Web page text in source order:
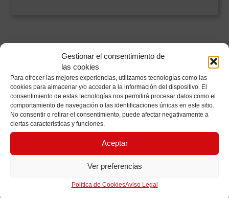
Gestionar el consentimiento de
las cookies
Para ofrecer las mejores experiencias, utilizamos tecnologías como las
cookies para almacenar y/o acceder a la información del dispositivo. El
consentimiento de estas tecnologías nos permitirá procesar datos como el
comportamiento de navegación o las identificaciones únicas en este sitio.
No consentir o retirar el consentimiento, puede afectar negativamente a
ciertas características y funciones.
Aceptar
Ver preferencias
Política de CookiesAviso Legal
PRODUCTOS
RELACIONADOS